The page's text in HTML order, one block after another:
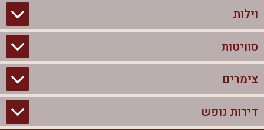
וילות
וילות בצפון
וילות להשכרה
סוויטות
סוויטות בצפון
צימרים לזוגות עם בריכה פרטית
צימרים
צימרים בצפון
דירות נופש